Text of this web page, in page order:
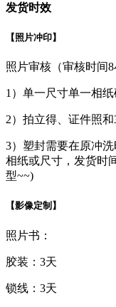
发货时效
【照片冲印】
照片审核（审核时间
1）单一尺寸单一相
2）拍立得、证件照
3）塑封需要在原冲
相纸或尺寸，发货时
型~~)
【影像定制】
照片书：
胶装：3天
锁线：3天